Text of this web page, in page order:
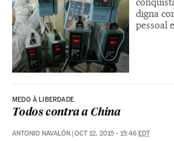
digna
pessoal
MEDO À LIBERDADE
Todos contra a China
ANTONIO NAVALÓN | OCT 12, 2015 - 15:46 EDT